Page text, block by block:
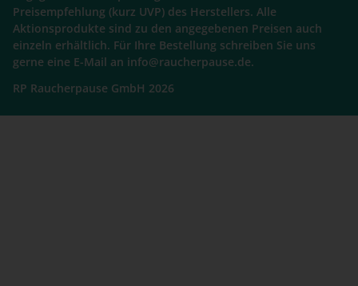
Preisempfehlung (kurz UVP) des Herstellers. Alle
Aktionsprodukte sind zu den angegebenen Preisen auch
einzeln erhältlich. Für Ihre Bestellung schreiben Sie uns
gerne eine E-Mail an info@raucherpause.de.
RP Raucherpause GmbH 2026